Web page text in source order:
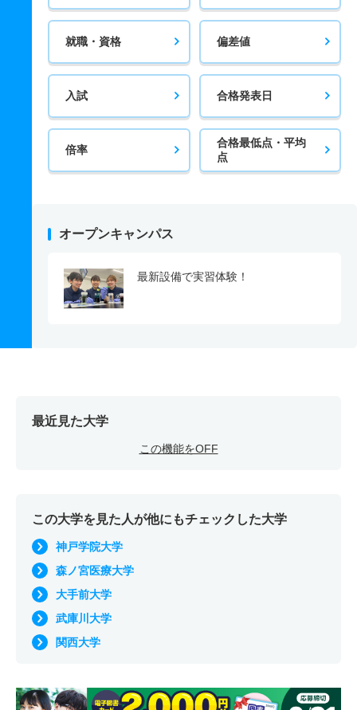
就職・資格 偏差値
入試 合格発表日
倍率
合格最低点・平均
点
オープンキャンパス
最新設備で実習体験！
最近見た大学
この機能をOFF
この大学を見た人が他にもチェックした大学
神戸学院大学
森ノ宮医療大学
大手前大学
武庫川大学
関西大学